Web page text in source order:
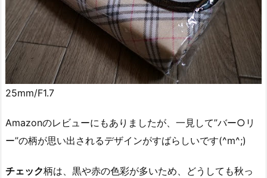
25mm/F1.7
Amazonのレビューにもありましたが、一見して”バー○リ
ー”の柄が思い出されるデザインがすばらしいです(^m^;)
チェック柄は、黒や赤の色彩が多いため、どうしても秋っ